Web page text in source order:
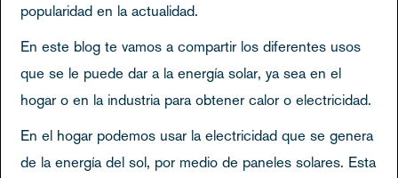
popularidad en la actualidad.
En este blog te vamos a compartir los diferentes usos
que se le puede dar a la energía solar, ya sea en el
hogar o en la industria para obtener calor o electricidad.
En el hogar podemos usar la electricidad que se genera
de la energía del sol, por medio de paneles solares. Esta